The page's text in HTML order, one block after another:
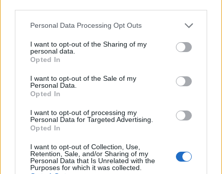
Please note that this website/app uses one or more Google
not limited to your visit or usage behaviour. You may click to
grant or deny consent to Google and its third-party tags to
use your data for below specified purposes in below Google
consent section.
Personal Data Processing Opt Outs
I want to opt-out of the Sharing of my
personal data.
Opted In
I want to opt-out of the Sale of my
Personal Data.
Opted In
I want to opt-out of processing my
Personal Data for Targeted Advertising.
Opted In
I want to opt-out of Collection, Use,
Retention, Sale, and/or Sharing of my
Personal Data that Is Unrelated with the
Purposes for which it was collected.
Bocciature scolastiche: i casi giudiziari che hanno
fatto discutere
Marco Tessari · 3 Ago 2026
NEWS